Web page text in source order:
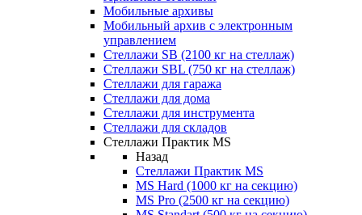
Мобильные архивы
Мобильный архив с электронным
управлением
Стеллажи SB (2100 кг на стеллаж)
Стеллажи SBL (750 кг на стеллаж)
Стеллажи для гаража
Стеллажи для дома
Стеллажи для инструмента
Стеллажи для складов
Стеллажи Практик MS
Назад
Стеллажи Практик MS
MS Hard (1000 кг на секцию)
MS Pro (2500 кг на секцию)